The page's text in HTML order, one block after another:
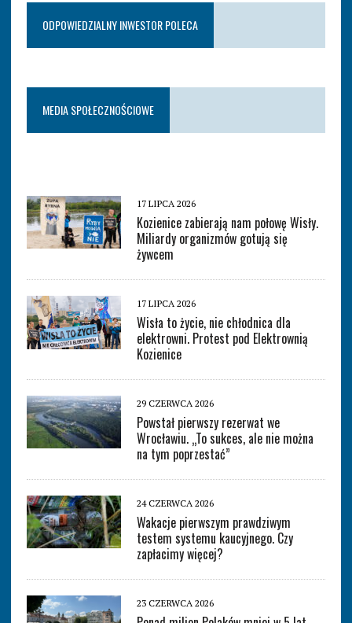
ODPOWIEDZIALNY INWESTOR POLECA
MEDIA SPOŁECZNOŚCIOWE
17 LIPCA 2026
Kozienice zabierają nam połowę Wisły.
Miliardy organizmów gotują się
żywcem
17 LIPCA 2026
Wisła to życie, nie chłodnica dla
elektrowni. Protest pod Elektrownią
Kozienice
29 CZERWCA 2026
Powstał pierwszy rezerwat we
Wrocławiu. „To sukces, ale nie można
na tym poprzestać”
24 CZERWCA 2026
Wakacje pierwszym prawdziwym
testem systemu kaucyjnego. Czy
zapłacimy więcej?
23 CZERWCA 2026